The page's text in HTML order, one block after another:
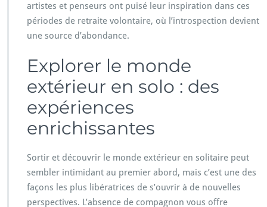
artistes et penseurs ont puisé leur inspiration dans ces
périodes de retraite volontaire, où l’introspection devient
une source d’abondance.
Explorer le monde
extérieur en solo : des
expériences
enrichissantes
Sortir et découvrir le monde extérieur en solitaire peut
sembler intimidant au premier abord, mais c’est une des
façons les plus libératrices de s’ouvrir à de nouvelles
perspectives. L’absence de compagnon vous offre